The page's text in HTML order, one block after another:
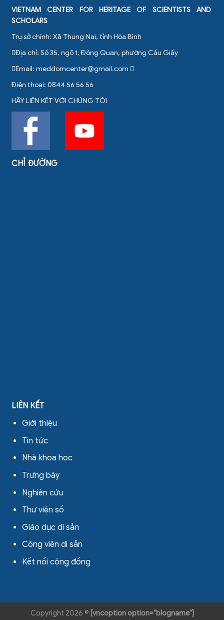
VIETNAM CENTER FOR HERITAGE OF SCIENTISTS AND
SCHOLARS
Trụ sở chính: Xã Thung Nai, tỉnh Hòa Bình
Địa chỉ: Số 35, ngõ 1, Đông Quan, phường Cầu Giấy
Email: meddomcenter@gmail.com
Điện thoại: 0844 56 56 56
HÃY LIÊN KẾT VỚI CHÚNG TÔI
CHỈ ĐƯỜNG
LIÊN KẾT
Giới thiệu
Tin tức
Nhà khoa học
Trưng bày
Nghiên cứu
Thư viện số
Giáo dục di sản
Công viên di sản
Kết nối cộng đồng
Copyright 2026 © [vncoption option="blogname"]